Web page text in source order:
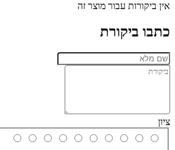
אין ביקורות עבור מוצר זה
כתבו ביקורת
ציון